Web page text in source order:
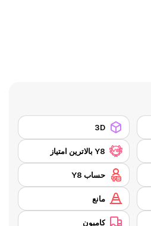
3D
Y8 بالاترین امتیاز
حساب Y8
مانع
کامیون